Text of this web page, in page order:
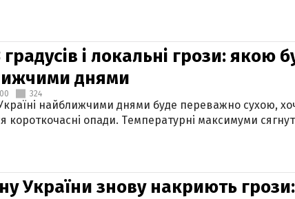
градусів і локальні грози: якою
днями
324
найближчими днями буде переважно сухою,
короткочасні опади. Температурні максимуми
України знову накриють